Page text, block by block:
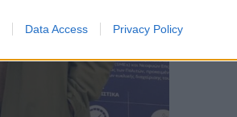
Data Access Privacy Policy